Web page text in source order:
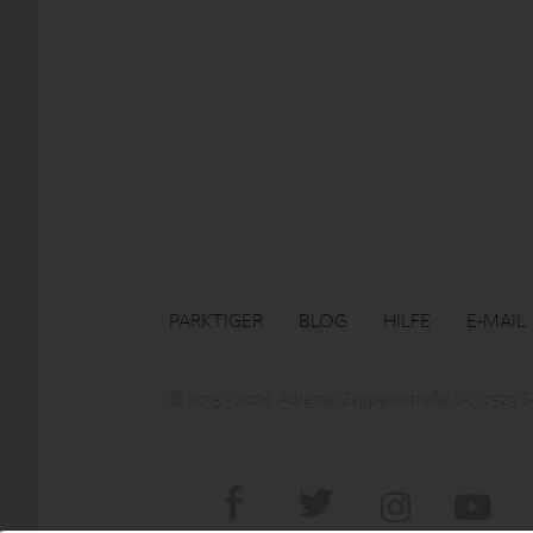
PARKTIGER BLOG HILFE E-MAIL